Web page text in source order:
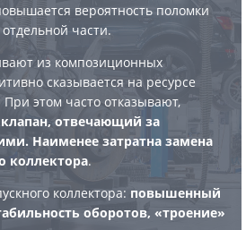
вероятность поломки
части.
из композиционных
сказывается на ресурсе
При этом часто отказывают,
отвечающий за
Наименее затратна замена
коллектора.
коллектора: повышенный
оборотов, «троение»